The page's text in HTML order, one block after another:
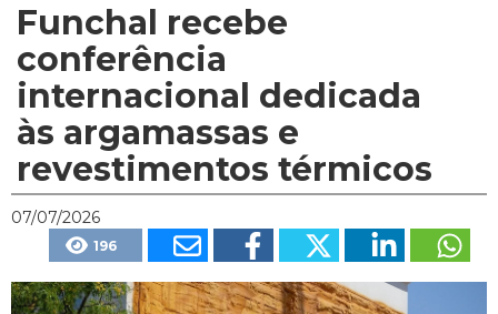
Funchal recebe
conferência
internacional dedicada
às argamassas e
revestimentos térmicos
07/07/2026
196